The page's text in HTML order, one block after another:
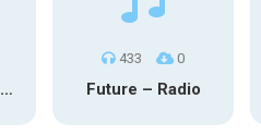
Flower Man – Toby Fox
433 0
Future – Radio